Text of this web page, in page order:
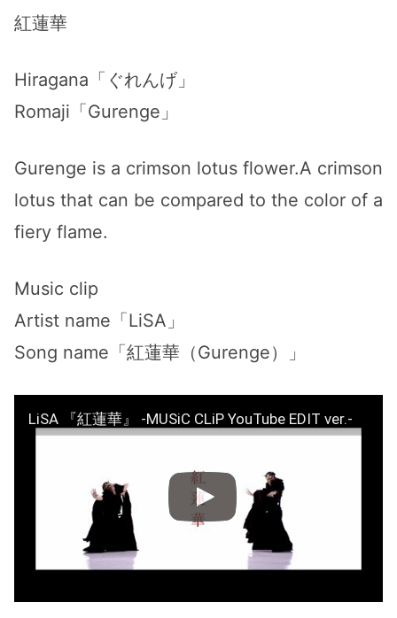
紅蓮華
Hiragana「ぐれんげ」
Romaji「Gurenge」
Gurenge is a crimson lotus flower.A crimson
lotus that can be compared to the color of a
fiery flame.
Music clip
Artist name「LiSA」
Song name「紅蓮華（Gurenge）」
LiSA 『紅蓮華』 -MUSiC CLiP YouTube EDIT ver.-